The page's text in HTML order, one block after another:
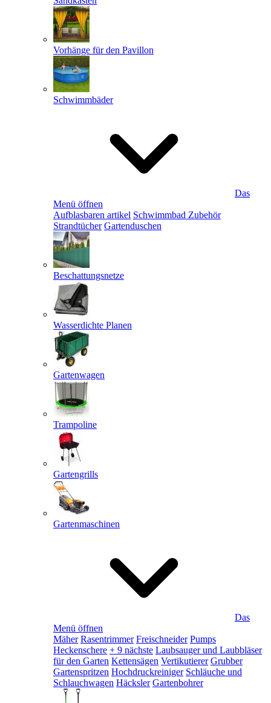
Vorhänge für den Pavillon
Schwimmbäder
Das
Menü öffnen
Aufblasbaren artikel Schwimmbad Zubehör
Strandtücher Gartenduschen
Beschattungsnetze
Wasserdichte Planen
Gartenwagen
Trampoline
Gartengrills
Gartenmaschinen
Das
Menü öffnen
Mäher Rasentrimmer Freischneider Pumps
Heckenschere + 9 nächste Laubsauger und Laubbläser
für den Garten Kettensägen Vertikutierer Grubber
Gartenspritzen Hochdruckreiniger Schläuche und
Schlauchwagen Häcksler Gartenbohrer